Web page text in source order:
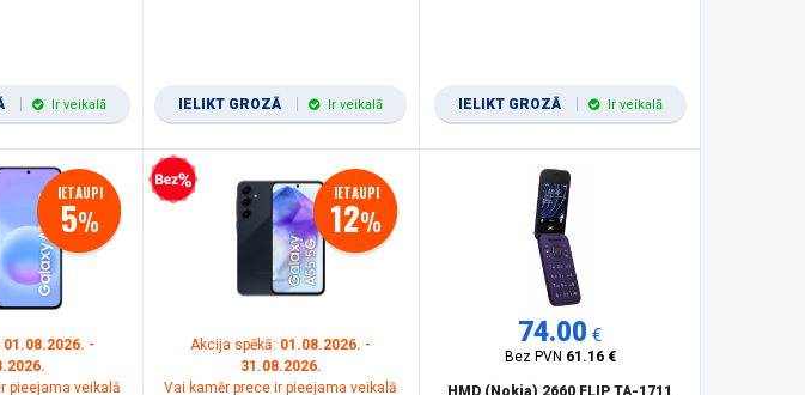
Ir veikalā IELIKT GROZĀ Ir veikalā IELIKT GROZĀ Ir veikalā
IETAUPI
5%
01.08.2026. -
pieejama veikalā
Bezprocentu kredīts IETAUPI
12%
Akcija spēkā: 01.08.2026. -
31.08.2026.
Vai kamēr prece ir pieejama veikalā
74.00 €
Bez PVN 61.16 €
HMD (Nokia) 2660 FLIP TA-1711